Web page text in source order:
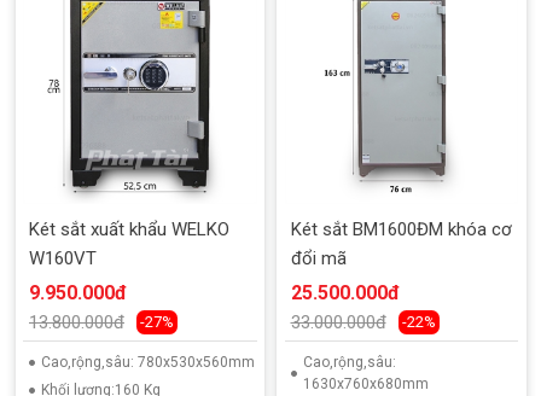
Két sắt xuất khẩu WELKO
W160VT
9.950.000đ
13.800.000đ -27%
Cao,rộng,sâu: 780x530x560mm
Khối lượng:160 Kg
Két sắt BM1600ĐM khóa cơ
đổi mã
25.500.000đ
33.000.000đ -22%
Cao,rộng,sâu:
1630x760x680mm